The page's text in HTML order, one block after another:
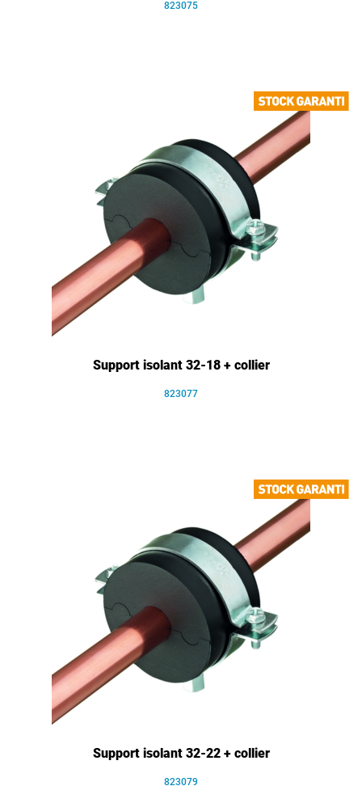
823075
Support isolant 32-18 + collier
823077
Support isolant 32-22 + collier
823079